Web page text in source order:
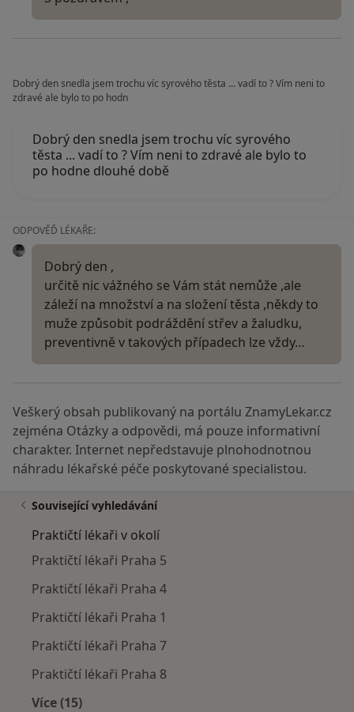
Dobrý den snedla jsem trochu víc syrového těsta ... vadí to ? Vím neni to
zdravé ale bylo to po hodn
Dobrý den snedla jsem trochu víc syrového
těsta ... vadí to ? Vím neni to zdravé ale bylo to
po hodne dlouhé době
ODPOVĚĎ LÉKAŘE:
Dobrý den ,
určitě nic vážného se Vám stát nemůže ,ale
záleží na množství a na složení těsta ,někdy to
muže způsobit podráždění střev a žaludku,
preventivně v takových případech lze vždy…
Veškerý obsah publikovaný na portálu ZnamyLekar.cz
zejména Otázky a odpovědi, má pouze informativní
charakter. Internet nepředstavuje plnohodnotnou
náhradu lékařské péče poskytované specialistou.
Související vyhledávání
Praktičtí lékaři v okolí
Praktičtí lékaři Praha 5
Praktičtí lékaři Praha 4
Praktičtí lékaři Praha 1
Praktičtí lékaři Praha 7
Praktičtí lékaři Praha 8
Více (15)